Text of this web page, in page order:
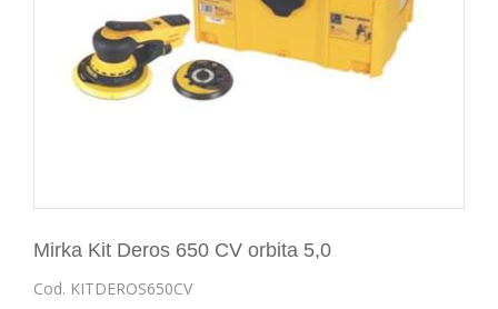
Mirka Kit Deros 650 CV orbita 5,0
Cod. KITDEROS650CV